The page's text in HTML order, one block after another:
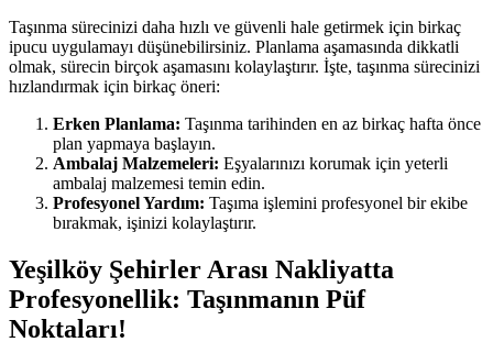
Taşınma sürecinizi daha hızlı ve güvenli hale getirmek için birkaç
ipucu uygulamayı düşünebilirsiniz. Planlama aşamasında dikkatli
olmak, sürecin birçok aşamasını kolaylaştırır. İşte, taşınma sürecinizi
hızlandırmak için birkaç öneri:
Erken Planlama: Taşınma tarihinden en az birkaç hafta önce
plan yapmaya başlayın.
Ambalaj Malzemeleri: Eşyalarınızı korumak için yeterli
ambalaj malzemesi temin edin.
Profesyonel Yardım: Taşıma işlemini profesyonel bir ekibe
bırakmak, işinizi kolaylaştırır.
Yeşilköy Şehirler Arası Nakliyatta
Profesyonellik: Taşınmanın Püf
Noktaları!